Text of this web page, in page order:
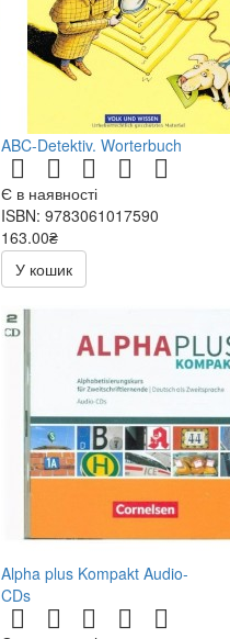
ABC-Detektiv. Worterbuch
Є в наявності
ISBN: 9783061017590
163.00₴
326.00₴
У кошик
Alpha plus Kompakt Audio-
CDs